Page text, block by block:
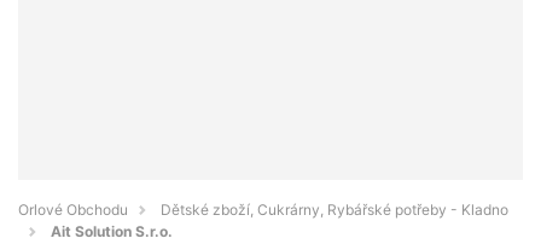
Orlové Obchodu
Dětské zboží, Cukrárny, Rybářské potřeby - Kladno
Ait Solution S.r.o.